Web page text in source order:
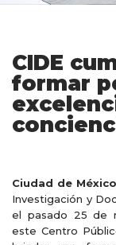
CIDE
formar
Ciudad de
Investigación y
el pasado 25 de
este Centro